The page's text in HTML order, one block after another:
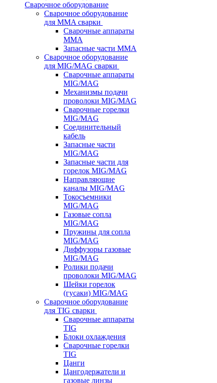
Сварочное оборудование
Сварочное оборудование
для MMA сварки
Сварочные аппараты
MMA
Запасные части MMA
Сварочное оборудование
для MIG/MAG сварки
Сварочные аппараты
MIG/MAG
Механизмы подачи
проволоки MIG/MAG
Сварочные горелки
MIG/MAG
Соединительный
кабель
Запасные части
MIG/MAG
Запасные части для
горелок MIG/MAG
Направляющие
каналы MIG/MAG
Токосъемники
MIG/MAG
Газовые сопла
MIG/MAG
Пружины для сопла
MIG/MAG
Диффузоры газовые
MIG/MAG
Ролики подачи
проволоки MIG/MAG
Шейки горелок
(гусаки) MIG/MAG
Сварочное оборудование
для TIG сварки
Сварочные аппараты
TIG
Блоки охлаждения
Сварочные горелки
TIG
Цанги
Цангодержатели и
газовые линзы